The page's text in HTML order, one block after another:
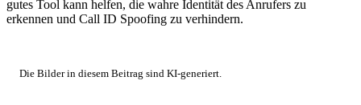
gutes Tool kann helfen, die wahre Identität des Anrufers zu
erkennen und Call ID Spoofing zu verhindern.
Die Bilder in diesem Beitrag sind KI-generiert.